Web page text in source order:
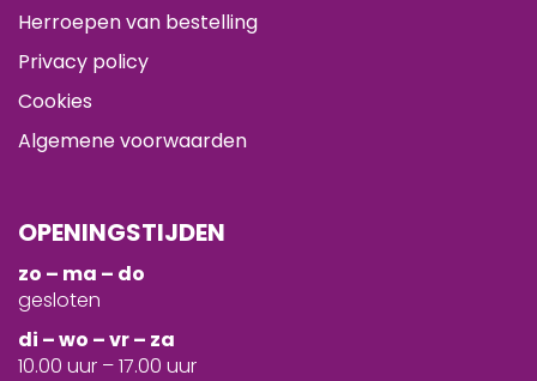
Herroepen van bestelling
Privacy policy
Cookies
Algemene voorwaarden
OPENINGSTIJDEN
zo – ma – do
gesloten
di – wo – vr – za
10.00 uur – 17.00 uur